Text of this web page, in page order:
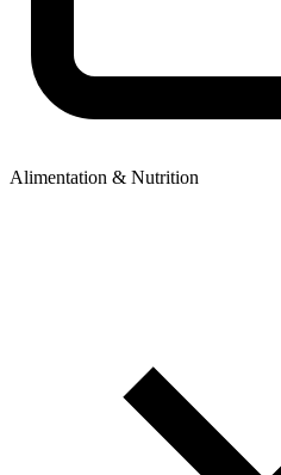
Alimentation & Nutrition